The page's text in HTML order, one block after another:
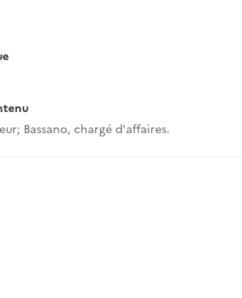
Bassano, chargé d'affaires.